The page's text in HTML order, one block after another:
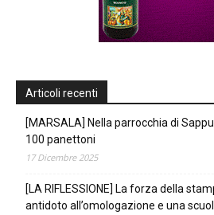
Articoli recenti
[MARSALA] Nella parrocchia di
100 panettoni
17 Dicembre 2025
[LA RIFLESSIONE] La forza della
antidoto all’omologazione e una